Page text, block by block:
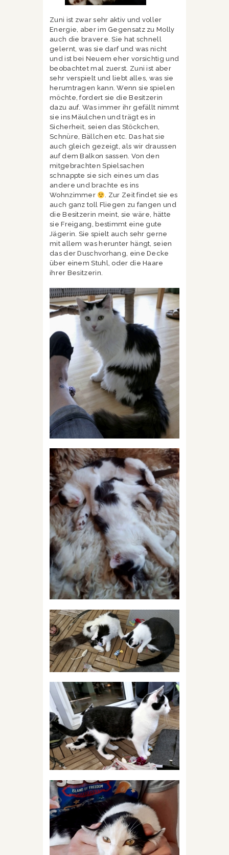
Zuni ist zwar sehr aktiv und voller
Energie, aber im Gegensatz zu Molly
auch die bravere. Sie hat schnell
gelernt, was sie darf und was nicht
und ist bei Neuem eher vorsichtig und
beobachtet mal zuerst. Zuni ist aber
sehr verspielt und liebt alles, was sie
herumtragen kann. Wenn sie spielen
möchte, fordert sie die Besitzerin
dazu auf. Was immer ihr gefällt nimmt
sie ins Mäulchen und trägt es in
Sicherheit, seien das Stöckchen,
Schnüre, Bällchen etc. Das hat sie
auch gleich gezeigt, als wir draussen
auf dem Balkon sassen. Von den
mitgebrachten Spielsachen
schnappte sie sich eines um das
andere und brachte es ins
Wohnzimmer
. Zur Zeit findet sie es
auch ganz toll Fliegen zu fangen und
die Besitzerin meint, sie wäre, hätte
sie Freigang, bestimmt eine gute
Jägerin. Sie spielt auch sehr gerne
mit allem was herunter hängt, seien
das der Duschvorhang, eine Decke
über einem Stuhl, oder die Haare
ihrer Besitzerin.